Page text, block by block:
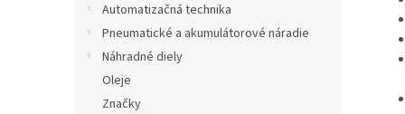
Automatizačná technika
Pneumatické a akumulátorové náradie
Náhradné diely
Oleje
Značky